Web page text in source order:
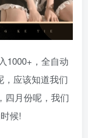
1000+，全自动
，应该知道我们
四月份呢，我们
候!